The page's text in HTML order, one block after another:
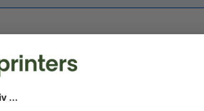
af trykdata gælder Aftale om behandling af